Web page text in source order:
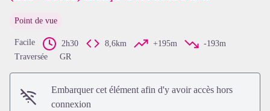
Voir l'image en plein écran
Point de vue
Facile 2h30 8,6km +195m
-193m
Traversée
GR
Embarquer cet élément afin d'y avoir accès hors
connexion